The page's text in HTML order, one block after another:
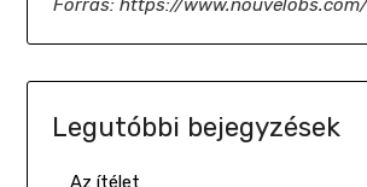
Forrás: https://www.nouvelobs.com/
Legutóbbi bejegyzések
Az ítélet